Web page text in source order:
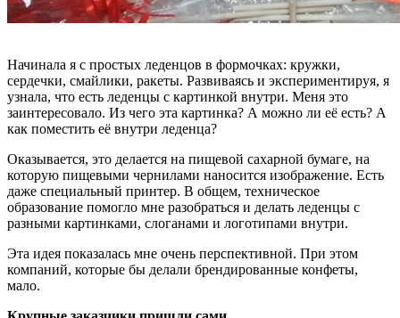
Начинала я с простых леденцов в формочках: кружки,
сердечки, смайлики, ракеты. Развиваясь и экспериментируя, я
узнала, что есть леденцы с картинкой внутри. Меня это
заинтересовало. Из чего эта картинка? А можно ли её есть? А
как поместить её внутри леденца?
Оказывается, это делается на пищевой сахарной бумаге, на
которую пищевыми чернилами наносится изображение. Есть
даже специальный принтер. В общем, техническое
образование помогло мне разобраться и делать леденцы с
разными картинками, слоганами и логотипами внутри.
Эта идея показалась мне очень перспективной. При этом
компаний, которые бы делали брендированные конфеты,
мало.